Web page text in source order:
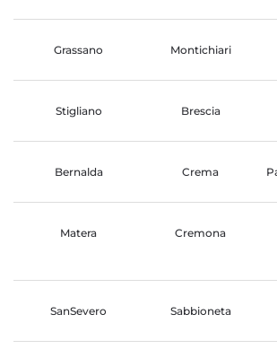
Grassano Montichiari
Stigliano Brescia
Bernalda Crema
Matera Cremona
SanSevero Sabbioneta